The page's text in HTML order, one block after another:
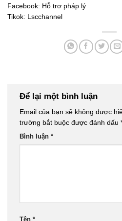
Facebook: Hỗ trợ pháp lý
Tikok: Lscchannel
Để lại một bình luận
Email của bạn sẽ không được
trường bắt buộc được đánh dấu
Bình luận *
Tên *